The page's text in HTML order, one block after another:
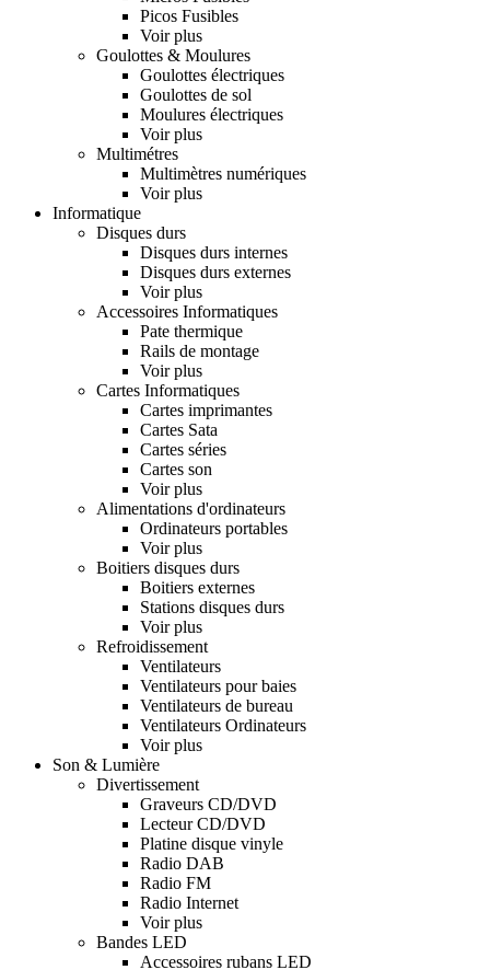
Picos Fusibles
Voir plus
Goulottes & Moulures
Goulottes électriques
Goulottes de sol
Moulures électriques
Voir plus
Multimétres
Multimètres numériques
Voir plus
Informatique
Disques durs
Disques durs internes
Disques durs externes
Voir plus
Accessoires Informatiques
Pate thermique
Rails de montage
Voir plus
Cartes Informatiques
Cartes imprimantes
Cartes Sata
Cartes séries
Cartes son
Voir plus
Alimentations d'ordinateurs
Ordinateurs portables
Voir plus
Boitiers disques durs
Boitiers externes
Stations disques durs
Voir plus
Refroidissement
Ventilateurs
Ventilateurs pour baies
Ventilateurs de bureau
Ventilateurs Ordinateurs
Voir plus
Son & Lumière
Divertissement
Graveurs CD/DVD
Lecteur CD/DVD
Platine disque vinyle
Radio DAB
Radio FM
Radio Internet
Voir plus
Bandes LED
Accessoires rubans LED